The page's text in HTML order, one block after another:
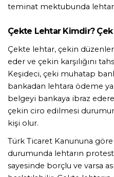
teminat mektubunda
Çekte Lehtar Kimdir? Çek
Çekte lehtar, çekin
eder ve çekin karşılığını
Keşideci, çeki muhatap
bankadan lehtara ödeme
belgeyi bankaya ibraz
çekin ciro edilmesi
kişi olur.
Türk Ticaret Kanununa
durumunda lehtarın
sayesinde borçlu ve varsa